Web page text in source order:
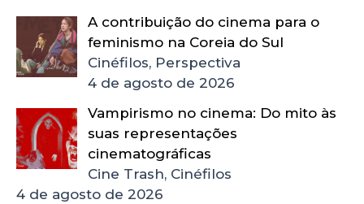
A contribuição do cinema para o
feminismo na Coreia do Sul
Cinéfilos, Perspectiva
4 de agosto de 2026
Vampirismo no cinema: Do mito às
suas representações
cinematográficas
Cine Trash, Cinéfilos
4 de agosto de 2026